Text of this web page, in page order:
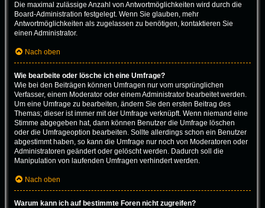
Die maximal zulässige Anzahl von Antwortmöglichkeiten wird durch die
Board-Administration festgelegt. Wenn Sie glauben, mehr
Antwortmöglichkeiten als zugelassen zu benötigen, kontaktieren Sie
einen Administrator.
Nach oben
Wie bearbeite oder lösche ich eine Umfrage?
Wie bei den Beiträgen können Umfragen nur vom ursprünglichen
Verfasser, einem Moderator oder einem Administrator bearbeitet werden.
Um eine Umfrage zu bearbeiten, ändern Sie den ersten Beitrag des
Themas; dieser ist immer mit der Umfrage verknüpft. Wenn niemand eine
Stimme abgegeben hat, dann können Benutzer die Umfrage löschen
oder die Umfrageoption bearbeiten. Sollte allerdings schon ein Benutzer
abgestimmt haben, so kann die Umfrage nur noch von Moderatoren oder
Administratoren geändert oder gelöscht werden. Dadurch soll die
Manipulation von laufenden Umfragen verhindert werden.
Nach oben
Warum kann ich auf bestimmte Foren nicht zugreifen?